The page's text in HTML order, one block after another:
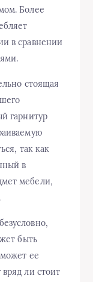
Более
в сравнении
стоящая
гарнитур
так как
в
мебели,
быть
ее
ли стоит